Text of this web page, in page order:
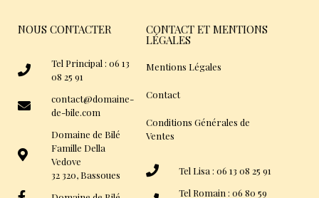
NOUS CONTACTER
Tel Principal : 06 13
08 25 91
contact@domaine-
de-bile.com
Domaine de Bilé
Famille Della
Vedove
32 320, Bassoues
CONTACT ET MENTIONS
LÉGALES
Mentions Légales
Contact
Conditions Générales de
Ventes
Tel Lisa : 06 13 08 25 91
Tel Romain : 06 80 59